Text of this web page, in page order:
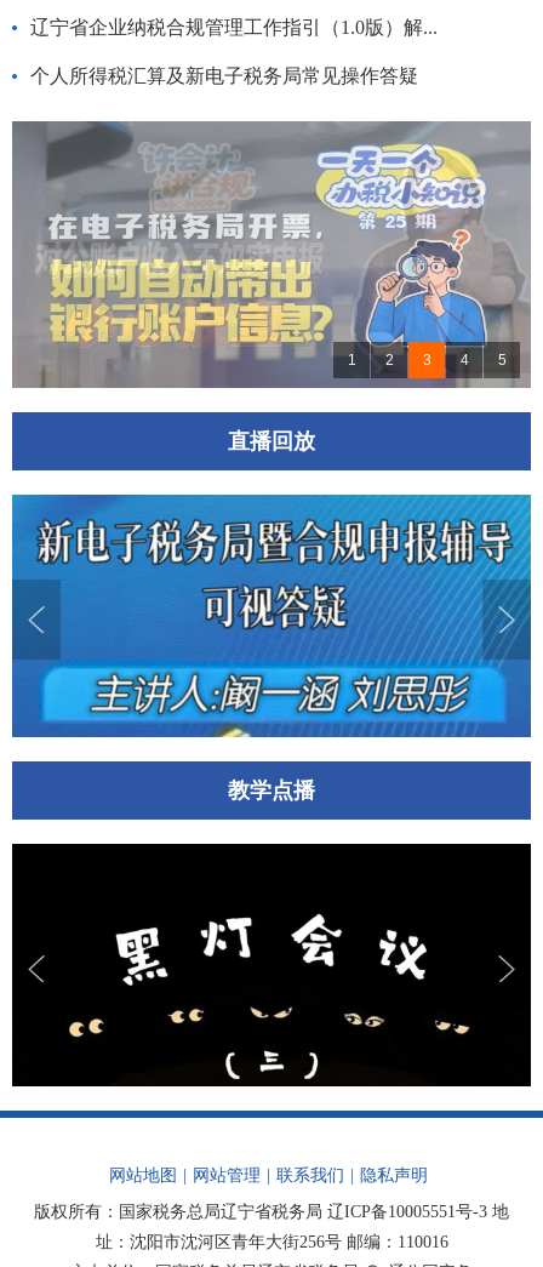
辽宁省企业纳税合规管理工作指引（1.0版）解...
个人所得税汇算及新电子税务局常见操作答疑
1 2 3 4 5
直播回放
教学点播
网站地图 网站管理 联系我们
隐私声明
版权所有：国家税务总局辽宁省税务局 辽ICP备10005551号-3 地
址：沈阳市沈河区青年大街256号 邮编：110016